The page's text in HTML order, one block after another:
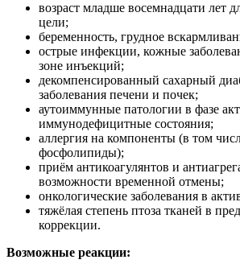
возраст младше восемнадцати лет
цели;
беременность, грудное
острые инфекции, кожные
зоне инъекций;
декомпенсированный сахарный
заболевания печени и почек;
аутоиммунные патологии в фазе
иммунодефицитные состояния;
аллергия на компоненты (в том
фосфолипиды);
приём антикоагулянтов и
возможности временной отмены;
онкологические заболевания в
тяжёлая степень птоза тканей в
коррекции.
Возможные реакции: